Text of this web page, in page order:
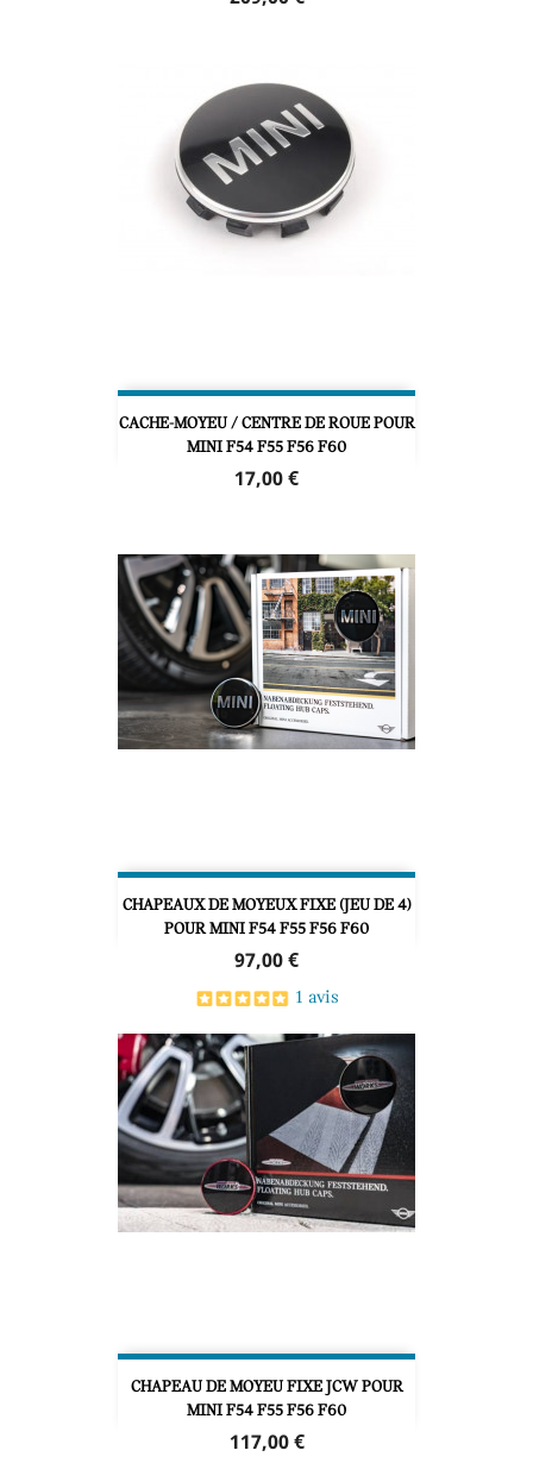
CACHE-MOYEU / CENTRE DE ROUE POUR
MINI F54 F55 F56 F60
Prix
17,00 €
CHAPEAUX DE MOYEUX FIXE (JEU DE 4)
POUR MINI F54 F55 F56 F60
Prix
97,00 €
1 avis
CHAPEAU DE MOYEU FIXE JCW POUR
MINI F54 F55 F56 F60
Prix
117,00 €